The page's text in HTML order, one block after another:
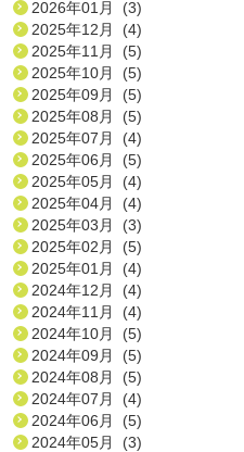
2026年01月 (3)
2025年12月 (4)
2025年11月 (5)
2025年10月 (5)
2025年09月 (5)
2025年08月 (5)
2025年07月 (4)
2025年06月 (5)
2025年05月 (4)
2025年04月 (4)
2025年03月 (3)
2025年02月 (5)
2025年01月 (4)
2024年12月 (4)
2024年11月 (4)
2024年10月 (5)
2024年09月 (5)
2024年08月 (5)
2024年07月 (4)
2024年06月 (5)
2024年05月 (3)